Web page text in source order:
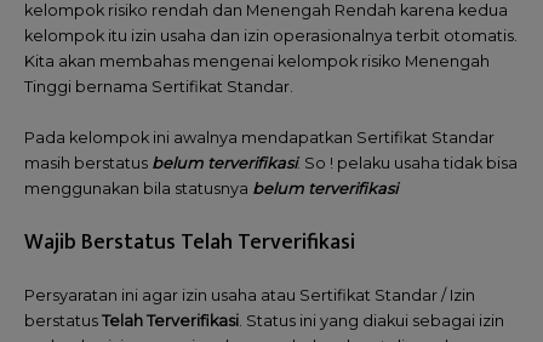
kelompok risiko rendah dan Menengah Rendah karena kedua
kelompok itu izin usaha dan izin operasionalnya terbit otomatis.
Kita akan membahas mengenai kelompok risiko Menengah
Tinggi bernama Sertifikat Standar.
Pada kelompok ini awalnya mendapatkan Sertifikat Standar
masih berstatus belum terverifikasi. So ! pelaku usaha tidak bisa
menggunakan bila statusnya belum terverifikasi
Wajib Berstatus Telah Terverifikasi
Persyaratan ini agar izin usaha atau Sertifikat Standar / Izin
berstatus Telah Terverifikasi. Status ini yang diakui sebagai izin